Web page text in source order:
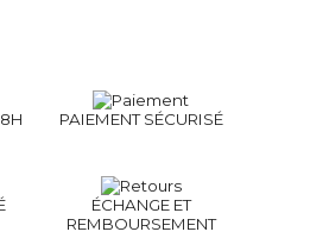
PAIEMENT SÉCURISÉ
ÉCHANGE ET
REMBOURSEMENT